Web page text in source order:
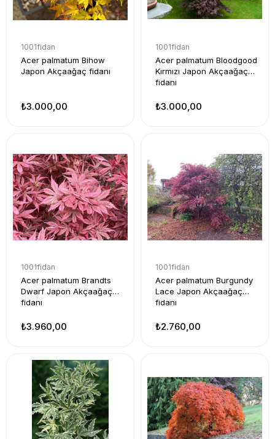
1001fidan
Acer palmatum Bihow
Japon Akçaağaç fidanı
₺3.000,00
1001fidan
Acer palmatum Bloodgood
Kırmızı Japon Akçaağaç
fidanı
₺3.000,00
1001fidan
Acer palmatum Brandts
Dwarf Japon Akçaağaç
fidanı
₺3.960,00
1001fidan
Acer palmatum Burgundy
Lace Japon Akçaağaç
fidanı
₺2.760,00